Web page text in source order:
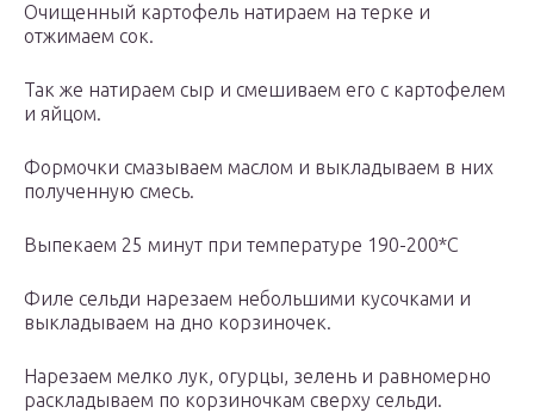
Очищенный картофель натираем на терке и
отжимаем сок.
Так же натираем сыр и смешиваем его с картофелем
и яйцом.
Формочки смазываем маслом и выкладываем в них
полученную смесь.
Выпекаем 25 минут при температуре 190-200*С
Филе сельди нарезаем небольшими кусочками и
выкладываем на дно корзиночек.
Нарезаем мелко лук, огурцы, зелень и равномерно
раскладываем по корзиночкам сверху сельди.